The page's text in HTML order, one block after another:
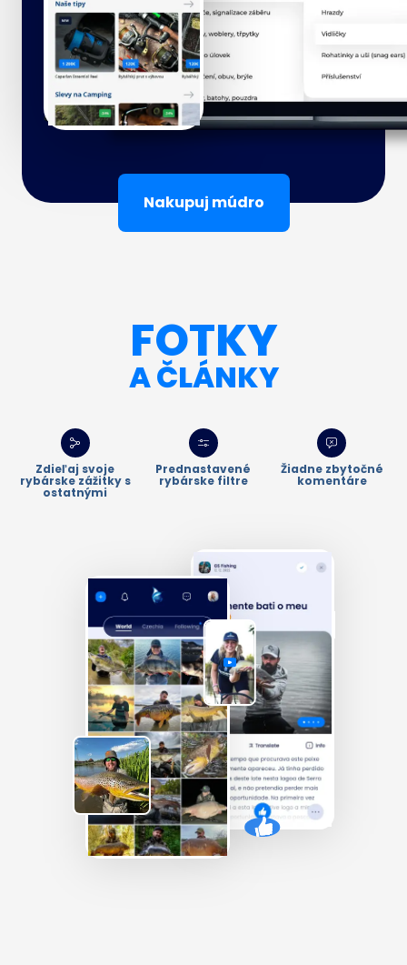
Nakupuj múdro
FOTKY
A ČLÁNKY
Zdieľaj svoje
rybárske zážitky s
ostatnými
Prednastavené
rybárske filtre
Žiadne zbytočné
komentáre